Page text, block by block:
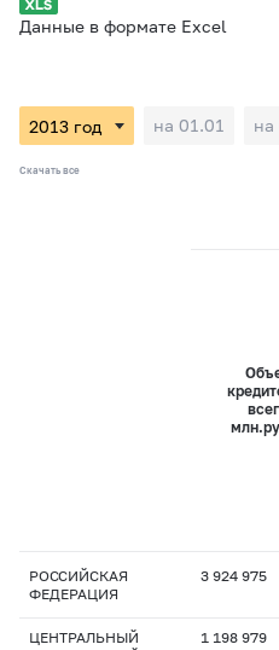
Данные в формате Excel
на 01.01 на
Скачать все
РОССИЙСКАЯ
ФЕДЕРАЦИЯ
3 924 975
ЦЕНТРАЛЬНЫЙ
1 198 979